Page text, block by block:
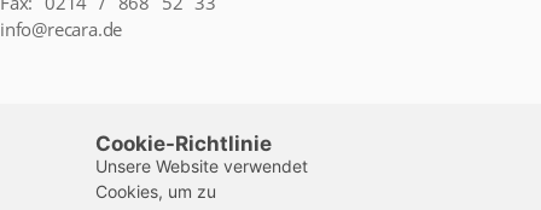
info@recara.de
Montag – Freitag
9:00 – 17:30 Uhr
Samstag
Cookie-Richtlinie
Unsere Website verwendet
Cookies, um zu